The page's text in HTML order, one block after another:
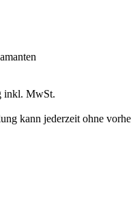
inkl. MwSt.
kann jederzeit ohne